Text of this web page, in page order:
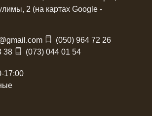
2 (на картах Google -
(050) 964 72 26
38
(073) 044 01 54
17:00